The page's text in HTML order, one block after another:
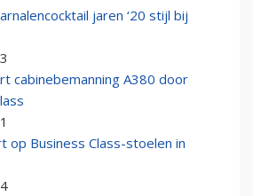
jaren ‘20 stijl bij
cabinebemanning A380 door
op Business Class-stoelen in